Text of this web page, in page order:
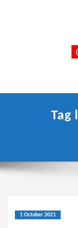
Tag
1 October 2021